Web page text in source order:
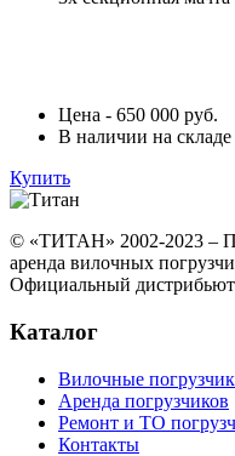
Цена - 650 000 руб.
В наличии на складе
Купить
© «ТИТАН» 2002-2023 –
аренда вилочных
Официальный
Каталог
Вилочные
Аренда погрузчиков
Ремонт и ТО
Контакты